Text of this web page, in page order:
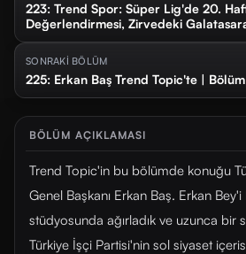
223: Trend Spor: Süper Lig'de 20.
Değerlendirmesi, Zirvedeki
Fenerbahçe Hata Yapmadı
SONRAKİ BÖLÜM
225: Erkan Baş Trend Topic'te |
BÖLÜM AÇIKLAMASI
Trend Topic'in bu bölümde konuğu
Genel Başkanı Erkan Baş. Erkan
stüdyosunda ağırladık ve uzunca bir
Türkiye İşçi Partisi'nin sol siyaset